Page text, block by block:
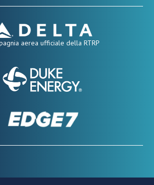
aerea ufficiale della RTRP